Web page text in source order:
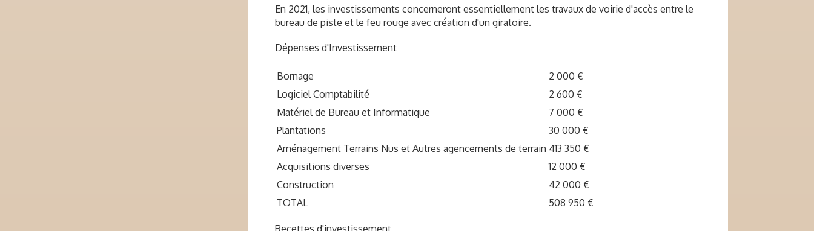
En 2021, les investissements concerneront essentiellement les travaux de voirie d'accès entre le
bureau de piste et le feu rouge avec création d'un giratoire.
Dépenses d'Investissement
Bornage
2 000 €
Logiciel Comptabilité
2 600 €
Matériel de Bureau et Informatique
7 000 €
Plantations
30 000 €
Aménagement Terrains Nus et Autres agencements de terrain 413 350 €
Acquisitions diverses
12 000 €
Construction
42 000 €
TOTAL
508 950 €